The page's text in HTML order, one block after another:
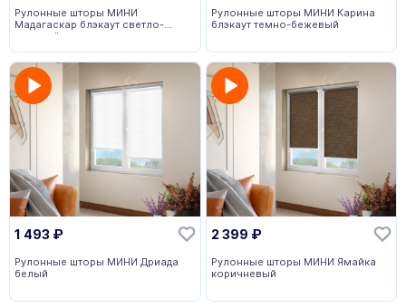
Рулонные шторы МИНИ
Мадагаскар блэкаут светло-
зеленый
Рулонные шторы МИНИ Карина
блэкаут темно-бежевый
1 493 ₽
Рулонные шторы МИНИ Дриада
белый
2 399 ₽
Рулонные шторы МИНИ Ямайка
коричневый